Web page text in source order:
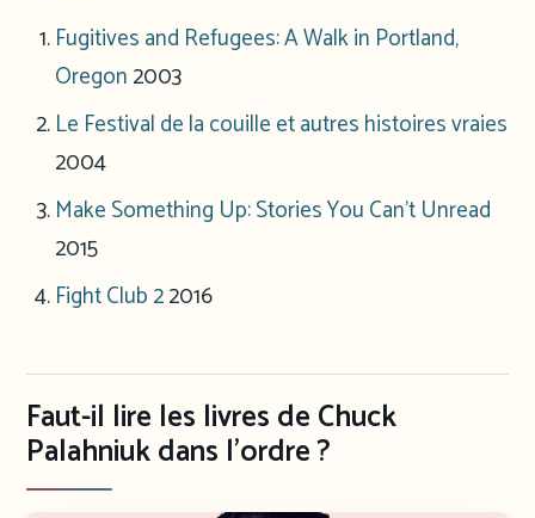
Fugitives and Refugees: A Walk in Portland,
Oregon2003
Le Festival de la couille et autres histoires vraies
2004
Make Something Up: Stories You Can’t Unread
2015
Fight Club 22016
Faut-il lire les livres de Chuck
Palahniuk dans l’ordre ?